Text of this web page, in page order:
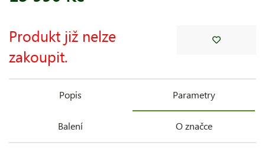
Produkt již nelze
zakoupit.
Popis Parametry
Balení O značce